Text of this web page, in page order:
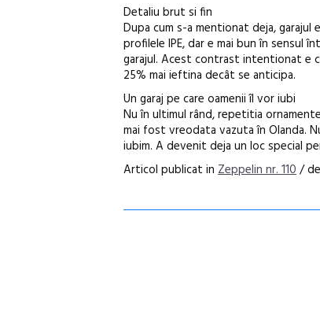
Detaliu brut si fin
Dupa cum s-a mentionat deja,
profilele IPE, dar e mai bun în sensul
garajul. Acest contrast intentionat e
25% mai ieftina decât se anticipa.
Un garaj pe care oamenii îl vor iubi
Nu în ultimul rând, repetitia
mai fost vreodata vazuta în Olanda.
iubim. A devenit deja un loc special
Articol publicat in Zeppelin nr. 110/